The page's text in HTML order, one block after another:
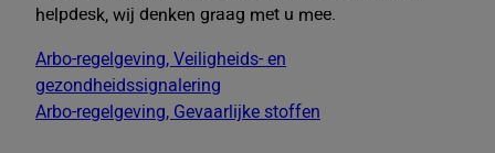
helpdesk, wij denken graag met u mee.
Arbo-regelgeving, Veiligheids- en
gezondheidssignalering
Arbo-regelgeving, Gevaarlijke stoffen